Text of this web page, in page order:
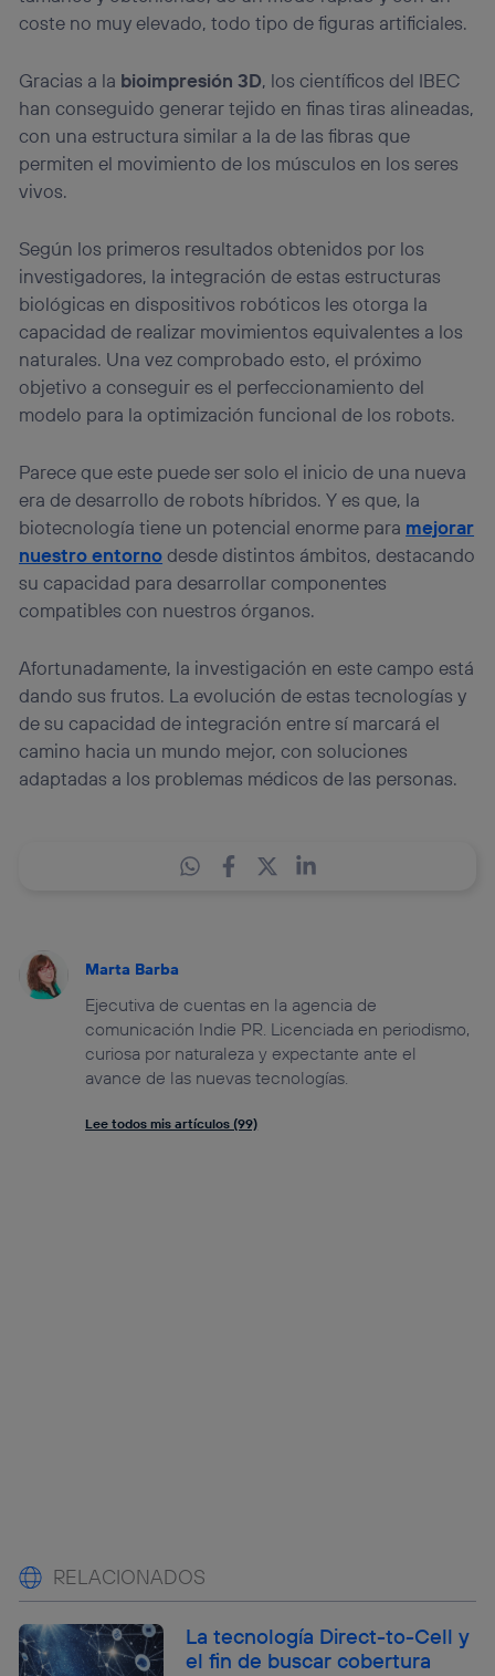
coste no muy elevado, todo tipo de figuras artificiales.
Gracias a la bioimpresión 3D, los científicos del IBEC
han conseguido generar tejido en finas tiras alineadas,
con una estructura similar a la de las fibras que
permiten el movimiento de los músculos en los seres
vivos.
Según los primeros resultados obtenidos por los
investigadores, la integración de estas estructuras
biológicas en dispositivos robóticos les otorga la
capacidad de realizar movimientos equivalentes a los
naturales. Una vez comprobado esto, el próximo
objetivo a conseguir es el perfeccionamiento del
modelo para la optimización funcional de los robots.
Parece que este puede ser solo el inicio de una nueva
era de desarrollo de robots híbridos. Y es que, la
biotecnología tiene un potencial enorme para mejorar
nuestro entornodesde distintos ámbitos, destacando
su capacidad para desarrollar componentes
compatibles con nuestros órganos.
Afortunadamente, la investigación en este campo está
dando sus frutos. La evolución de estas tecnologías y
de su capacidad de integración entre sí marcará el
camino hacia un mundo mejor, con soluciones
adaptadas a los problemas médicos de las personas.
Marta Barba
Ejecutiva de cuentas en la agencia de
comunicación Indie PR. Licenciada en periodismo,
curiosa por naturaleza y expectante ante el
avance de las nuevas tecnologías.
Lee todos mis artículos (99)
RELACIONADOS
La tecnología Direct-to-Cell y
el fin de buscar cobertura